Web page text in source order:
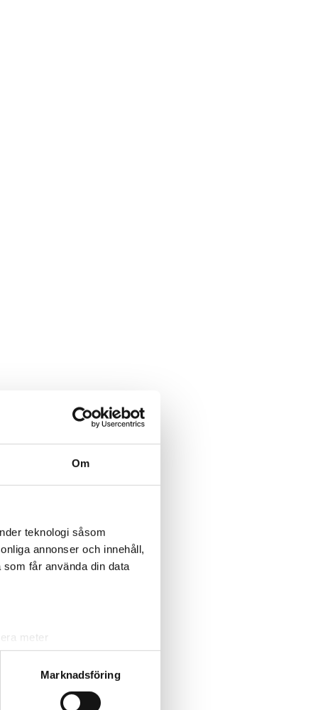
Om
teknologi såsom
annonser och innehåll,
får använda din data
meter
. Du kan ändra
Marknadsföring